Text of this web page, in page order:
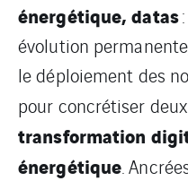
énergétique, datas:
évolution
le déploiement des
pour concrétiser
transformation
énergétique.